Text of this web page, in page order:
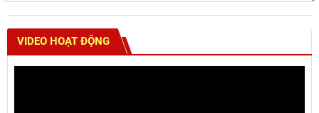
VIDEO HOẠT ĐỘNG